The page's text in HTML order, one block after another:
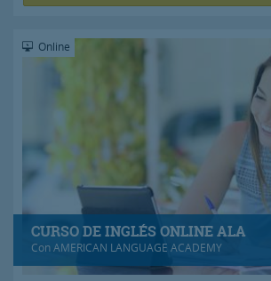
CURSO DE INGLÉS ONLINE ALA
ConAMERICAN LANGUAGE ACADEMY
Online